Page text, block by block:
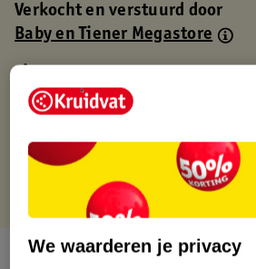
Verkocht en verstuurd door
Baby en Tiener Megastore
Gratis thuisbezorgd
Gratis retourneren via verkooppartner.
Over dit product
We waarderen je privacy